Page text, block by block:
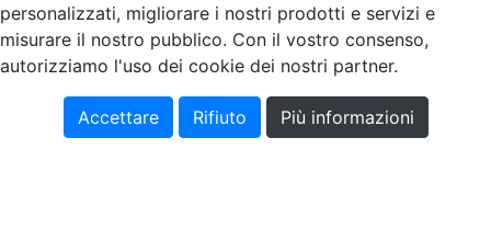
personalizzati, migliorare i nostri prodotti e servizi e
misurare il nostro pubblico. Con il vostro consenso,
autorizziamo l'uso dei cookie dei nostri partner.
Accettare Rifiuto Più informazioni